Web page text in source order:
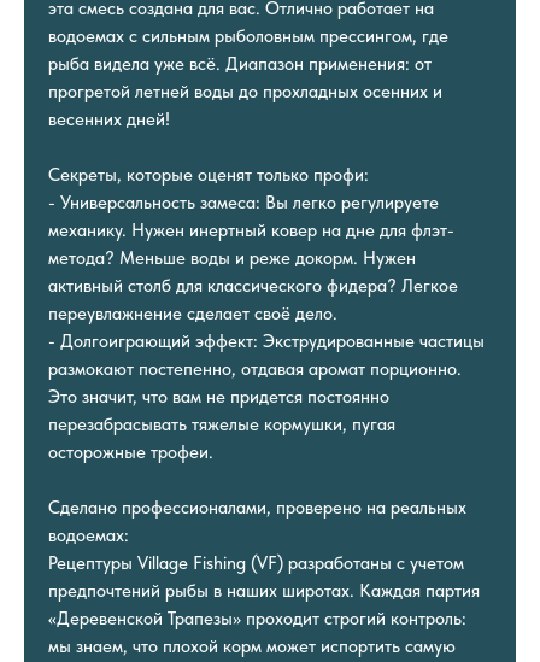
эта смесь создана для вас. Отлично работает на
водоемах с сильным рыболовным прессингом, где
рыба видела уже всё. Диапазон применения: от
прогретой летней воды до прохладных осенних и
весенних дней!
Секреты, которые оценят только профи:
- Универсальность замеса: Вы легко регулируете
механику. Нужен инертный ковер на дне для флэт-
метода? Меньше воды и реже докорм. Нужен
активный столб для классического фидера? Легкое
переувлажнение сделает своё дело.
- Долгоиграющий эффект: Экструдированные частицы
размокают постепенно, отдавая аромат порционно.
Это значит, что вам не придется постоянно
перезабрасывать тяжелые кормушки, пугая
осторожные трофеи.
Сделано профессионалами, проверено на реальных
водоемах:
Рецептуры Village Fishing (VF) разработаны с учетом
предпочтений рыбы в наших широтах. Каждая партия
«Деревенской Трапезы» проходит строгий контроль:
мы знаем, что плохой корм может испортить самую